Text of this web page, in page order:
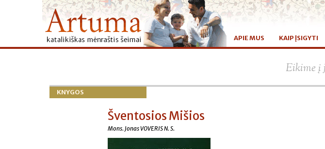
APIE MUS KAIP ĮSIGYTI
Eikime į
KNYGOS
Šventosios Mišios
Mons. Jonas VOVERIS N. S.